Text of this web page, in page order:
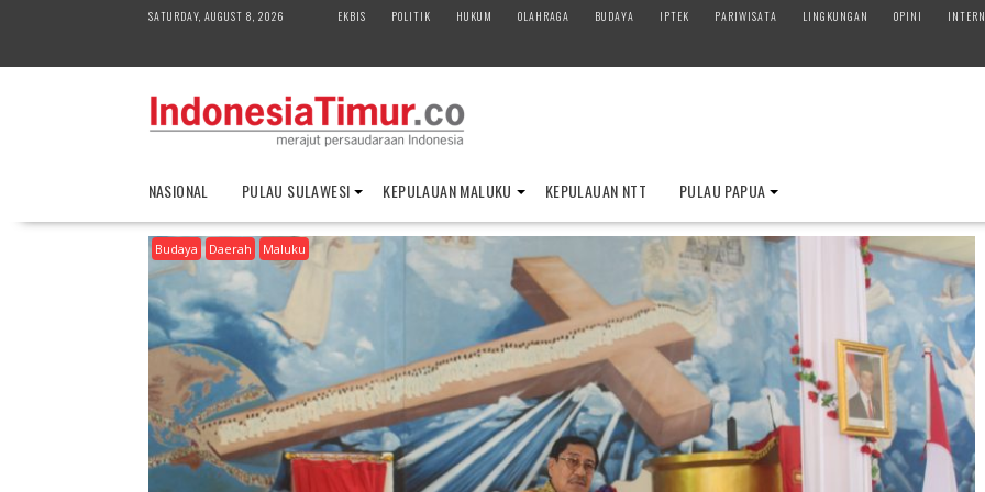
SATURDAY, AUGUST 8, 2026 EKBIS POLITIK HUKUM OLAHRAGA BUDAYA IPTEK PARIWISATA LINGKUNGAN OPINI
NASIONAL PULAU SULAWESI KEPULAUAN MALUKU KEPULAUAN NTT PULAU PAPUA
Budaya Daerah Maluku